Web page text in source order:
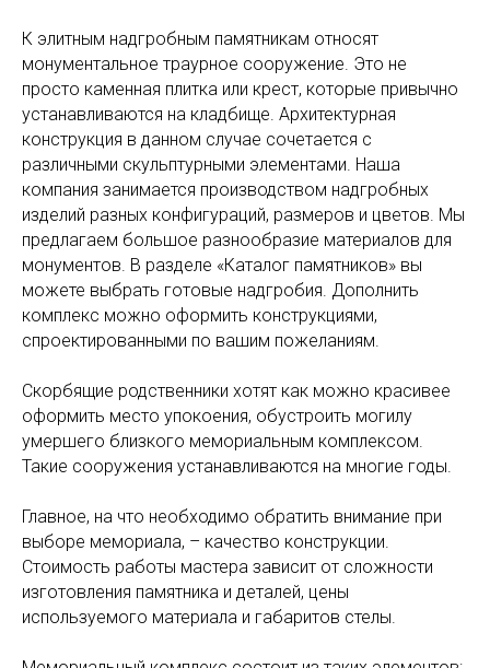
К элитным надгробным памятникам относят
монументальное траурное сооружение. Это не
просто каменная плитка или крест, которые привычно
устанавливаются на кладбище. Архитектурная
конструкция в данном случае сочетается с
различными скульптурными элементами. Наша
компания занимается производством надгробных
изделий разных конфигураций, размеров и цветов. Мы
предлагаем большое разнообразие материалов для
монументов. В разделе «Каталог памятников» вы
можете выбрать готовые надгробия. Дополнить
комплекс можно оформить конструкциями,
спроектированными по вашим пожеланиям.
Скорбящие родственники хотят как можно красивее
оформить место упокоения, обустроить могилу
умершего близкого мемориальным комплексом.
Такие сооружения устанавливаются на многие годы.
Главное, на что необходимо обратить внимание при
выборе мемориала, – качество конструкции.
Стоимость работы мастера зависит от сложности
изготовления памятника и деталей, цены
используемого материала и габаритов стелы.